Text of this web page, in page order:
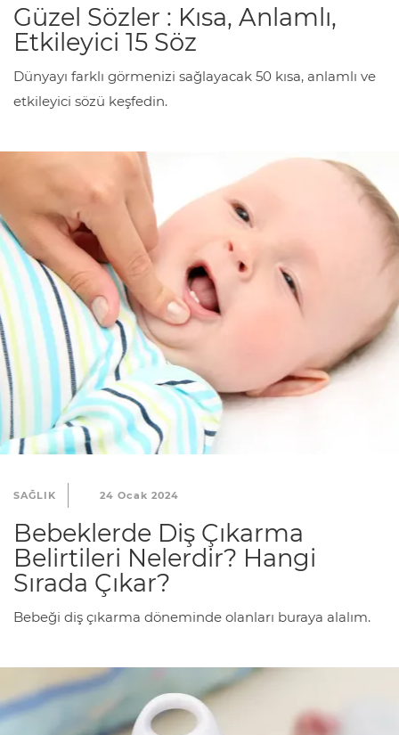
Güzel Sözler : Kısa, Anlamlı,
Etkileyici 15 Söz
Dünyayı farklı görmenizi sağlayacak 50 kısa, anlamlı ve
etkileyici sözü keşfedin.
SAĞLIK 24 Ocak 2024
Bebeklerde Diş Çıkarma
Belirtileri Nelerdir? Hangi
Sırada Çıkar?
Bebeği diş çıkarma döneminde olanları buraya alalım.